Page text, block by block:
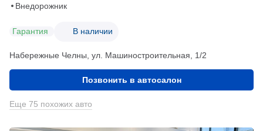
Внедорожник
Гарантия В наличии
Набережные Челны, ул. Машиностроительная, 1/2
Позвонить в автосалон
Еще 75 похожих авто